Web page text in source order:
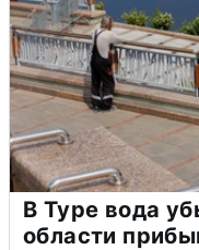
В Туре вода
области